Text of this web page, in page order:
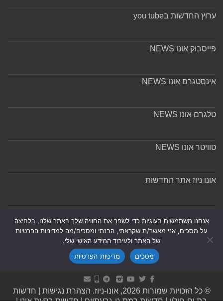
ערוץ החדשות בyou tube
פייסבוק אונו NEWS
אינסטגרם אונו NEWS
טלגרם אונו NEWS
טוויטר אונו NEWS
אונו ניוז אתר החדשות
© כל הזכויות שמורות 2026, אונו-ניוז. הצהרת נגישות
חדשות
בת ים-חולון|חדשות רמת גן-גבעתיים|חדשות בקעת אונו|
אנחנו משתמשים בעוגיות כדי לשפר את החוויה שלך באתר שלנו, בלחיצה
על מסכים, אני מאשר/ת שקראתי, הבנתי ומסכים/מה למדיניות הפרטיות
של האתר ולעיבוד המידע האישי שלי.
מסכים
מדיניות הפרטיות